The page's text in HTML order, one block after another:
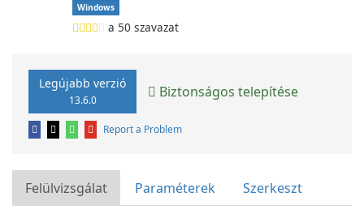
Windows
a 50 szavazat
Legújabb verzió
13.6.0 Biztonságos telepítése
Report a Problem
Felülvizsgálat Paraméterek Szerkeszt